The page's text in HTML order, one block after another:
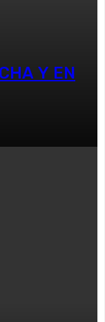
Y EN